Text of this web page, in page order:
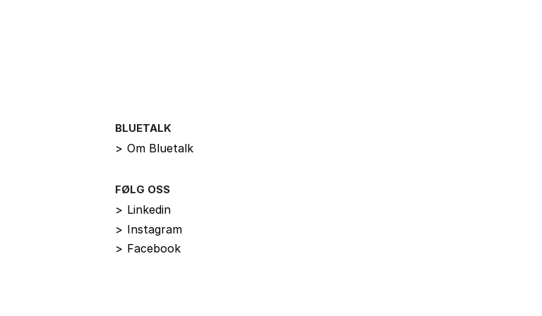
BLUETALK
> Om Bluetalk
FØLG OSS
> Linkedin
> Instagram
> Facebook